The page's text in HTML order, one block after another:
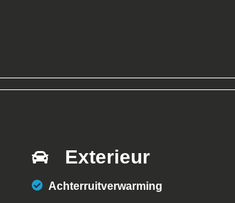
Exterieur
Achterruitverwarming